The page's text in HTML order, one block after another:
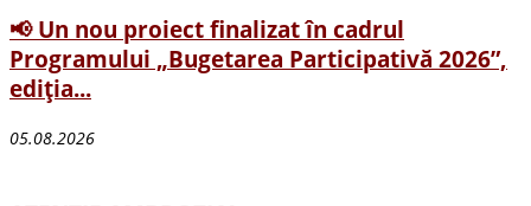
📢 Un nou proiect finalizat în cadrul
Programului „Bugetarea Participativă 2026”,
ediția...
05.08.2026